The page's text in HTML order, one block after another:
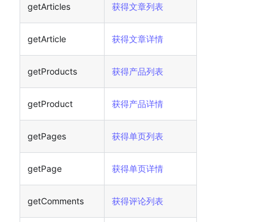
getArticles 获得文章列表
getArticle 获得文章详情
getProducts 获得产品列表
getProduct 获得产品详情
getPages 获得单页列表
getPage 获得单页详情
getComments 获得评论列表